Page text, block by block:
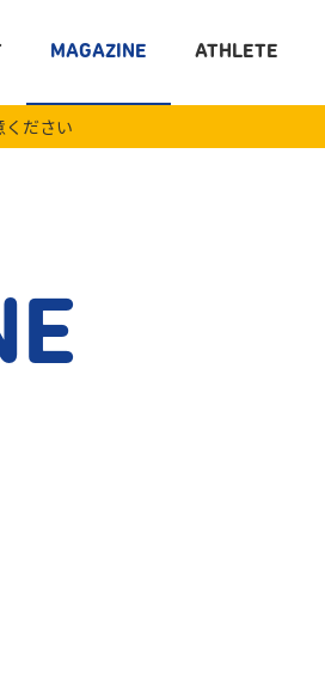
ください
MAGAZINE ATHLETE